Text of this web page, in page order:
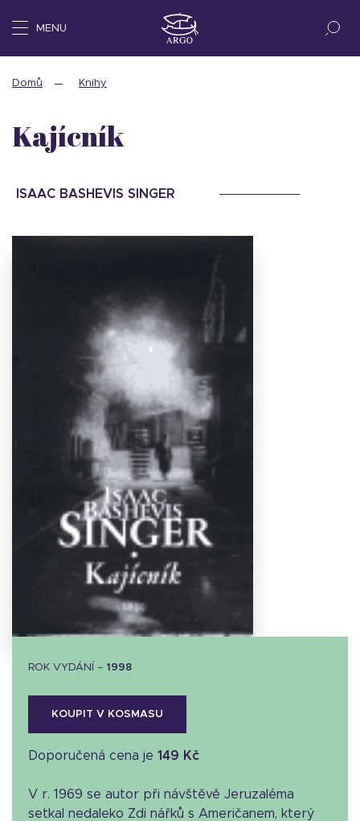
MENU
Domů Knihy
Kajícník
ISAAC BASHEVIS SINGER
ROK VYDÁNÍ – 1998
KOUPIT V KOSMASU
Doporučená cena je 149 Kč
V r. 1969 se autor při návštěvě Jeruzaléma
setkal nedaleko Zdi nářků s Američanem, který